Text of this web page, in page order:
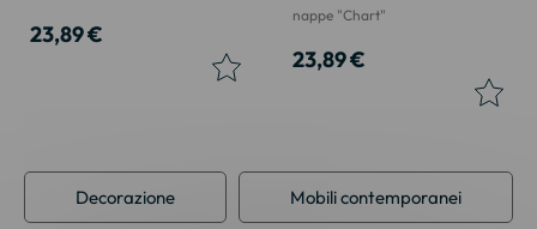
23,89 €
nappe "Chart"
23,89 €
Decorazione Mobili contemporanei